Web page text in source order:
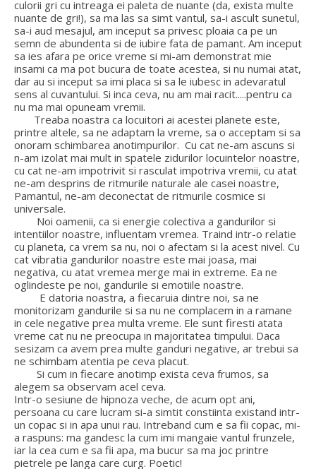
culorii gri cu intreaga ei paleta de nuante (da, exista multe
nuante de gri!), sa ma las sa simt vantul, sa-i ascult sunetul,
sa-i aud mesajul, am inceput sa privesc ploaia ca pe un
semn de abundenta si de iubire fata de pamant. Am inceput
sa ies afara pe orice vreme si mi-am demonstrat mie
insami ca ma pot bucura de toate acestea, si nu numai atat,
dar au si inceput sa imi placa si sa le iubesc in adevaratul
sens al cuvantului. Si inca ceva, nu am mai racit.....pentru ca
nu ma mai opuneam vremii.
Treaba noastra ca locuitori ai acestei planete este,
printre altele, sa ne adaptam la vreme, sa o acceptam si sa
onoram schimbarea anotimpurilor. Cu cat ne-am ascuns si
n-am izolat mai mult in spatele zidurilor locuintelor noastre,
cu cat ne-am impotrivit si rasculat impotriva vremii, cu atat
ne-am desprins de ritmurile naturale ale casei noastre,
Pamantul, ne-am deconectat de ritmurile cosmice si
universale.
Noi oamenii, ca si energie colectiva a gandurilor si
intentiilor noastre, influentam vremea. Traind intr-o relatie
cu planeta, ca vrem sa nu, noi o afectam si la acest nivel. Cu
cat vibratia gandurilor noastre este mai joasa, mai
negativa, cu atat vremea merge mai in extreme. Ea ne
oglindeste pe noi, gandurile si emotiile noastre.
E datoria noastra, a fiecaruia dintre noi, sa ne
monitorizam gandurile si sa nu ne complacem in a ramane
in cele negative prea multa vreme. Ele sunt firesti atata
vreme cat nu ne preocupa in majoritatea timpului. Daca
sesizam ca avem prea multe ganduri negative, ar trebui sa
ne schimbam atentia pe ceva placut.
Si cum in fiecare anotimp exista ceva frumos, sa
alegem sa observam acel ceva.
Intr-o sesiune de hipnoza veche, de acum opt ani,
persoana cu care lucram si-a simtit constiinta existand intr-
un copac si in apa unui rau. Intreband cum e sa fii copac, mi-
a raspuns: ma gandesc la cum imi mangaie vantul frunzele,
iar la cea cum e sa fii apa, ma bucur sa ma joc printre
pietrele pe langa care curg. Poetic!